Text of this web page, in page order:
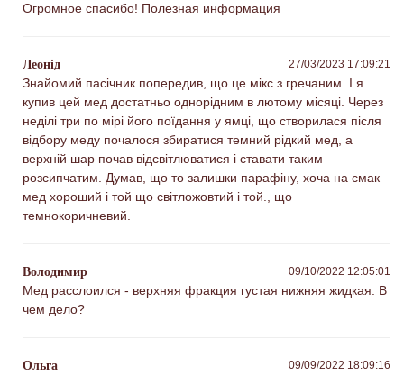
Огромное спасибо! Полезная информация
Леонід 27/03/2023 17:09:21
Знайомий пасічник попередив, що це мікс з гречаним. І я
купив цей мед достатньо однорідним в лютому місяці. Через
неділі три по мірі його поїдання у ямці, що створилася після
відбору меду почалося збиратися темний рідкий мед, а
верхній шар почав відсвітлюватися і ставати таким
розсипчатим. Думав, що то залишки парафіну, хоча на смак
мед хороший і той що світложовтий і той., що
темнокоричневий.
Володимир 09/10/2022 12:05:01
Мед расслоился - верхняя фракция густая нижняя жидкая. В
чем дело?
Ольга 09/09/2022 18:09:16